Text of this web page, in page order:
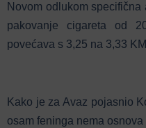
Novom odlukom
pakovanje cigareta od
povećava s 3,25 na 3,33
Kako je za Avaz pojasnio
osam feninga nema